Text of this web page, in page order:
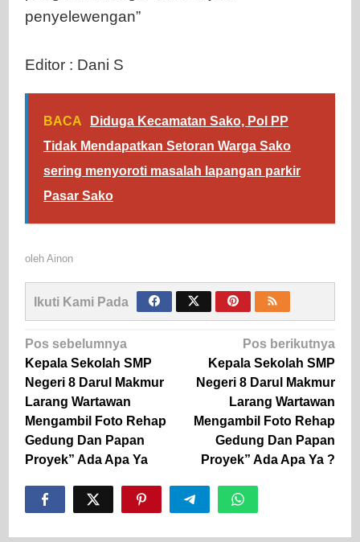
penyelewengan”
Editor : Dani S
BACA
Diduga Kecamatan Sako, Pol PP
Tidak Mendapatkan Setoran Warga Sako
sering menyoroti masalah lapangan parkir
Pasar Sako
oleh Ainon
Ikuti Kami Pada
Navigasi
pos
Pos sebelumnya
Kepala Sekolah SMP
Negeri 8 Darul Makmur
Larang Wartawan
Mengambil Foto Rehap
Gedung Dan Papan
Proyek” Ada Apa Ya
Pos berikutnya
Kepala Sekolah SMP
Negeri 8 Darul Makmur
Larang Wartawan
Mengambil Foto Rehap
Gedung Dan Papan
Proyek” Ada Apa Ya ?